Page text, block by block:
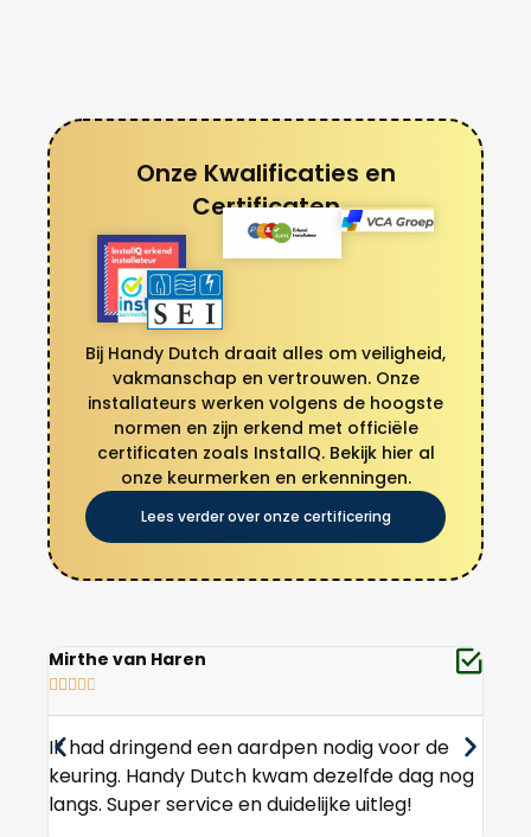
Onze Kwalificaties en
Certificaten
Bij Handy Dutch draait alles om veiligheid,
vakmanschap en vertrouwen. Onze
installateurs werken volgens de hoogste
normen en zijn erkend met officiële
certificaten zoals InstallQ. Bekijk hier al
onze keurmerken en erkenningen.
Lees verder over onze certificering
Yara Vos
    
Zeer tevreden over de snelheid. In Kralingen is
het niet altijd makkelijk, maar zij wisten precies
wat ze deden.